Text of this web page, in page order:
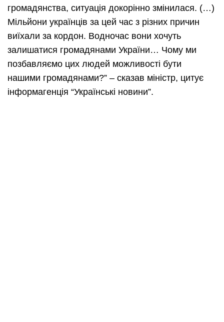
громадянства, ситуація докорінно змінилася. (…)
Мільйони українців за цей час з різних причин
виїхали за кордон. Водночас вони хочуть
залишатися громадянами України… Чому ми
позбавляємо цих людей можливості бути
нашими громадянами?” – сказав міністр, цитує
інформагенція “Українські новини”.